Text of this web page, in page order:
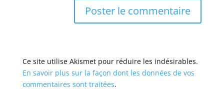
Ce site utilise Akismet pour réduire les indésirables.
En savoir plus sur la façon dont les données de vos
commentaires sont traitées.